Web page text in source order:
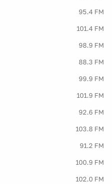
95.4 FM
101.4 FM
98.9 FM
88.3 FM
99.9 FM
101.9 FM
92.6 FM
103.8 FM
91.2 FM
100.9 FM
102.0 FM